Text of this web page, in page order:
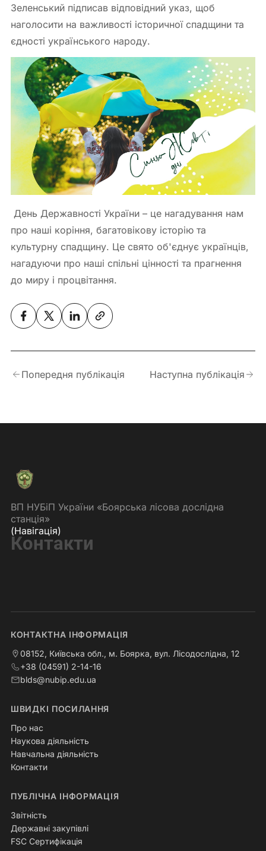
Зеленський підписав відповідний указ, щоб
наголосити на важливості історичної спадщини та
єдності українського народу.
День Державності України – це нагадування нам
про наші коріння, багатовікову історію та
культурну спадщину. Це свято об'єднує українців,
нагадуючи про наші спільні цінності та прагнення
до миру і процвітання.
Попередня публікація Наступна публікація
ВП НУБіП України «Боярська лісова дослідна
станція»
(Навігація)
Контакти
КОНТАКТНА ІНФОРМАЦІЯ
08152, Київська обл., м. Боярка, вул. Лісодослідна, 12
+38 (04591) 2-14-16
blds@nubip.edu.ua
ШВИДКІ ПОСИЛАННЯ
Про нас
Наукова діяльність
Навчальна діяльність
Контакти
ПУБЛІЧНА ІНФОРМАЦІЯ
Звітність
Державні закупівлі
FSC Сертифікація